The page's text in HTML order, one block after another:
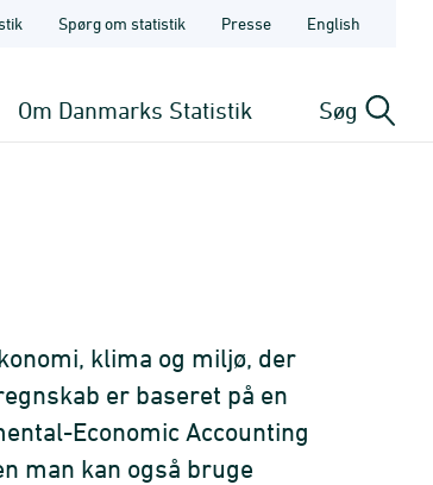
Spørg om statistik Presse English
Om Danmarks Statistik Søg
klima og miljø, der
er baseret på en
Economic Accounting
man kan også bruge